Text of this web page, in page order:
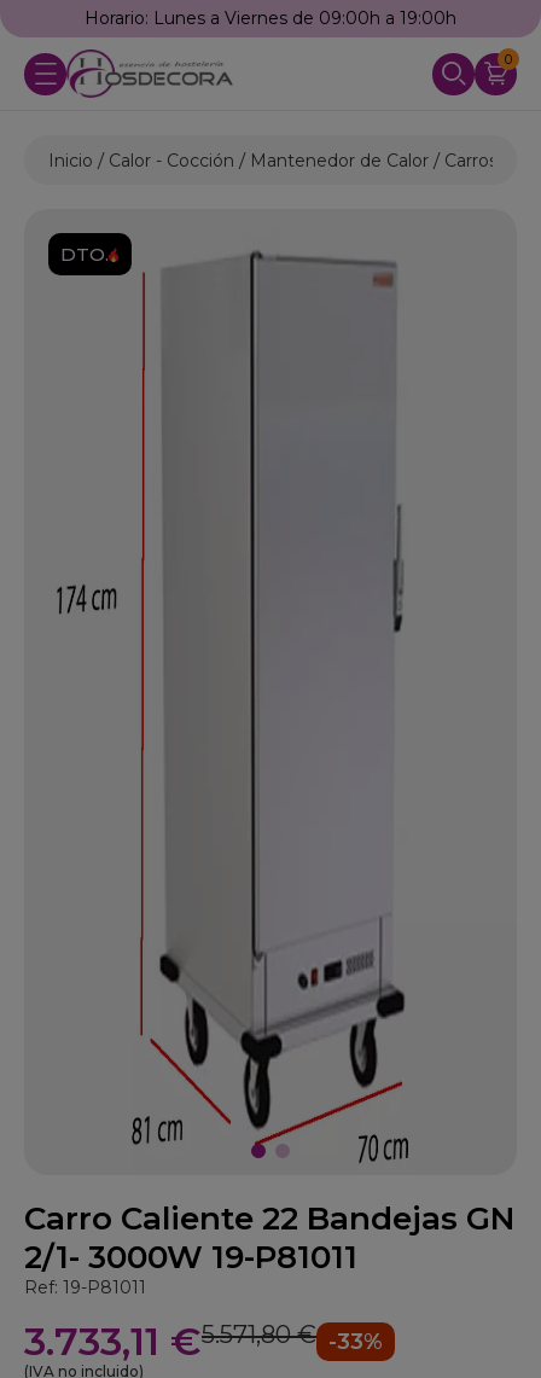
Horario: Lunes a Viernes de 09:00h a 19:00h
0
Inicio Calor - Cocción Mantenedor de Calor Carros
DTO.
Carro Caliente 22 Bandejas GN
2/1- 3000W 19-P81011
Ref: 19-P81011
3.733,11 €5.571,80 € -33%
(IVA no incluido)